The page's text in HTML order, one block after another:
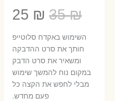
הנוכחי
35₪
המחיר
המקורי
היה:
35 ₪.
25 ₪
₪.
השימוש באקדח סלוטייפ
חותך את סרט ההדבקה
ומשאיר את סרט הדבק
במקום נוח להמשך שימוש
מבלי לחפש את הקצה כל
פעם מחדש.